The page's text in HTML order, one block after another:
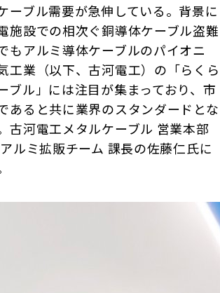
ーブル需要が急伸している。背景に
施設での相次ぐ銅導体ケーブル盗難
もアルミ導体ケーブルのパイオニ
工業（以下、古河電工）の「らくら
ブル」には注目が集まっており、市
あると共に業界のスタンダードとな
古河電工メタルケーブル 営業本部
ルミ拡販チーム 課長の佐藤仁氏に